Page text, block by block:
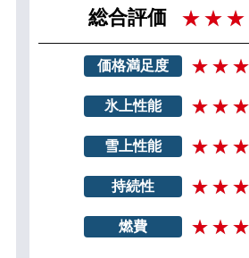
総合評価
価格満足度
氷上性能
雪上性能
持続性
燃費